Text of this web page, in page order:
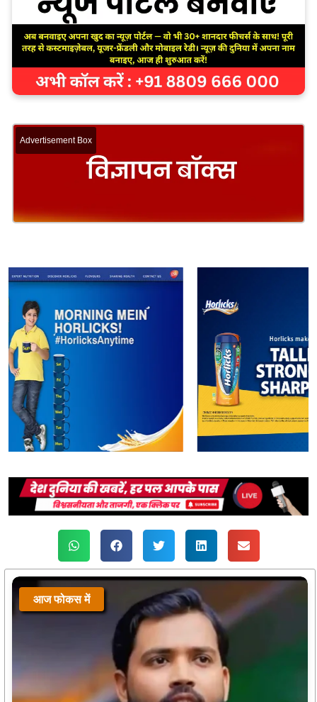
Advertisement Box
आज फोकस में